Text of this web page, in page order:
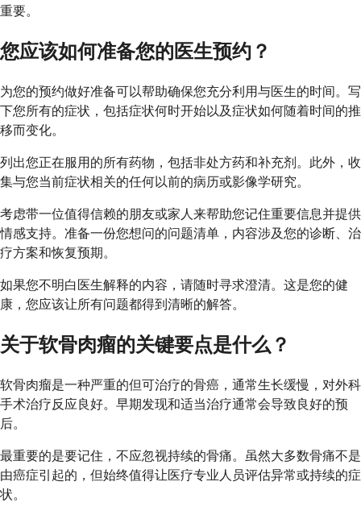
重要。
您应该如何准备您的医生预约？
为您的预约做好准备可以帮助确保您充分利用与医生的时间。写
下您所有的症状，包括症状何时开始以及症状如何随着时间的推
移而变化。
列出您正在服用的所有药物，包括非处方药和补充剂。此外，收
集与您当前症状相关的任何以前的病历或影像学研究。
考虑带一位值得信赖的朋友或家人来帮助您记住重要信息并提供
情感支持。准备一份您想问的问题清单，内容涉及您的诊断、治
疗方案和恢复预期。
如果您不明白医生解释的内容，请随时寻求澄清。这是您的健
康，您应该让所有问题都得到清晰的解答。
关于软骨肉瘤的关键要点是什么？
软骨肉瘤是一种严重的但可治疗的骨癌，通常生长缓慢，对外科
手术治疗反应良好。早期发现和适当治疗通常会导致良好的预
后。
最重要的是要记住，不应忽视持续的骨痛。虽然大多数骨痛不是
由癌症引起的，但始终值得让医疗专业人员评估异常或持续的症
状。